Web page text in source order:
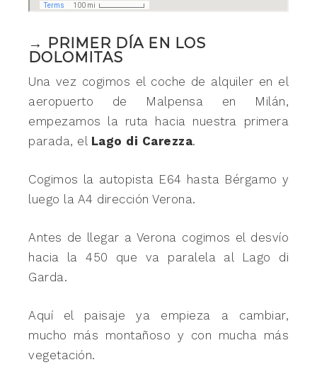
→ PRIMER DÍA EN LOS
DOLOMITAS
Una vez cogimos el coche de alquiler en el
aeropuerto de Malpensa en Milán,
empezamos la ruta hacia nuestra primera
parada, el Lago di Carezza.
Cogimos la autopista E64 hasta Bérgamo y
luego la A4 dirección Verona.
Antes de llegar a Verona cogimos el desvío
hacia la 450 que va paralela al Lago di
Garda.
Aquí el paisaje ya empieza a cambiar,
mucho más montañoso y con mucha más
vegetación.